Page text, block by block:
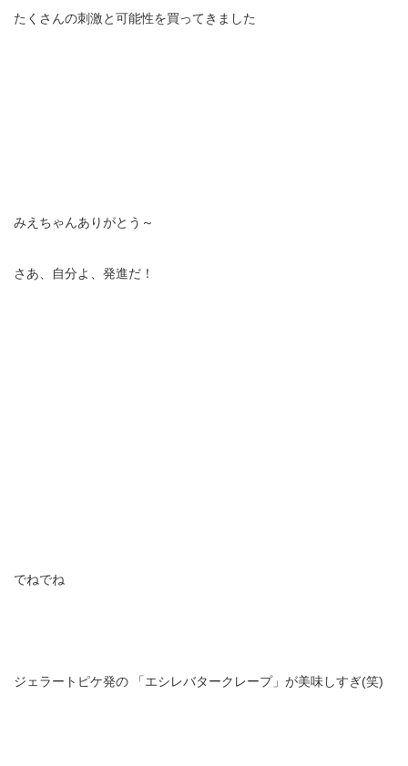
たくさんの刺激と可能性を買ってきました
みえちゃんありがとう～
さあ、自分よ、発進だ！
でねでね
ジェラートピケ発の 「エシレバタークレープ」が美味しすぎ(笑)